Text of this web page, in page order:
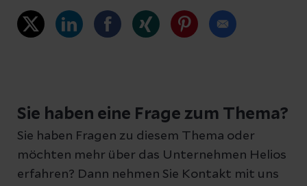
Sie haben eine Frage zum Thema?
Sie haben Fragen zu diesem Thema oder
möchten mehr über das Unternehmen Helios
erfahren? Dann nehmen Sie Kontakt mit uns